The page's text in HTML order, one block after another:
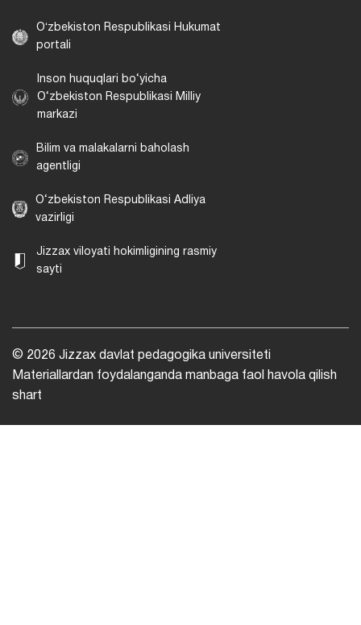
Oʻzbekiston Respublikasi Hukumat
portali
Inson huquqlari bo‘yicha
O‘zbekiston Respublikasi Milliy
markazi
Bilim va malakalarni baholash
agentligi
O‘zbekiston Respublikasi Adliya
vazirligi
Jizzax viloyati hokimligining rasmiy
sayti
© 2026 Jizzax davlat pedagogika universiteti
Materiallardan foydalanganda manbaga faol havola qilish
shart